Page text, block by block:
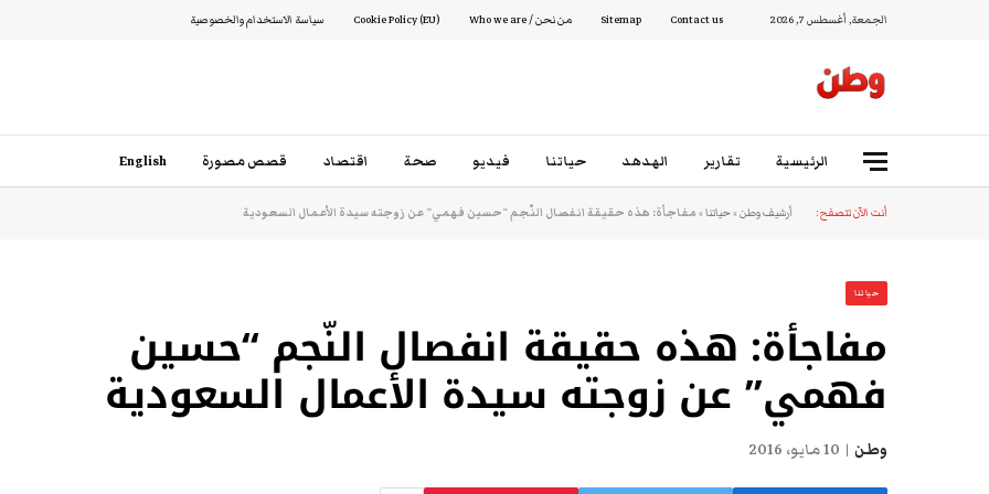
الجمعة, أغسطس 7, 2026 Contact us
Sitemap من نحن / Who we are Cookie Policy (EU) سياسة الاستخدام والخصوصية
الرئيسية تقارير الهدهد حياتنا فيديو صحة اقتصاد قصص مصورة English
أنت الآن تتصفح: أرشيف وطن»حياتنا»مفاجأة: هذه حقيقة انفصال النّجم “حسين فهمي” عن زوجته سيدة الأعمال السعودية
حياتنا
مفاجأة: هذه حقيقة انفصال النّجم “حسين
فهمي” عن زوجته سيدة الأعمال السعودية
وطن 10 مايو، 2016